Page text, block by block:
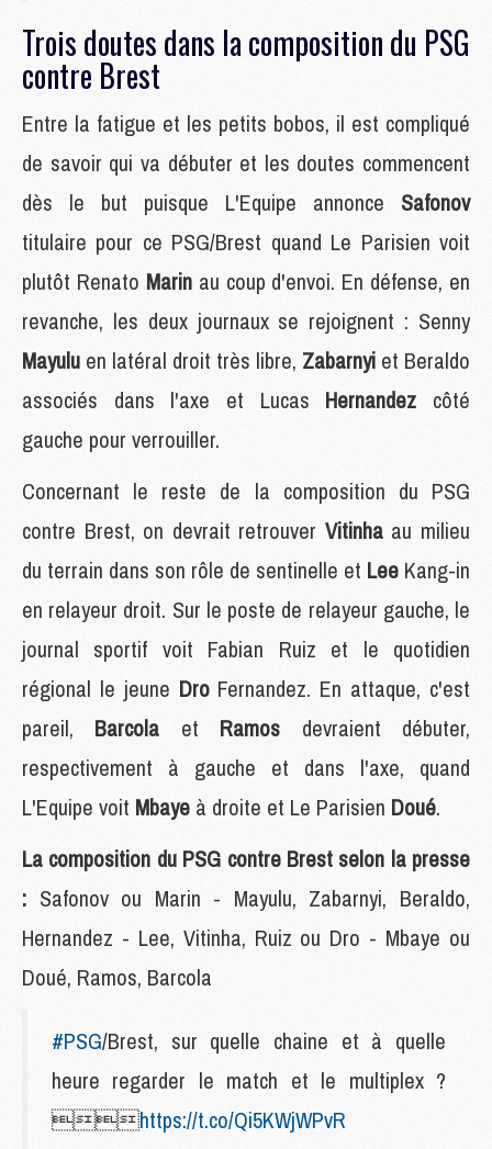
Trois doutes dans la composition du PSG
contre Brest
Entre la fatigue et les petits bobos, il est compliqué
de savoir qui va débuter et les doutes commencent
dès le but puisque L'Equipe annonce Safonov
titulaire pour ce PSG/Brest quand Le Parisien voit
plutôt Renato Marin au coup d'envoi. En défense, en
revanche, les deux journaux se rejoignent : Senny
Mayulu en latéral droit très libre, Zabarnyi et Beraldo
associés dans l'axe et Lucas Hernandez côté
gauche pour verrouiller.
Concernant le reste de la composition du PSG
contre Brest, on devrait retrouver Vitinha au milieu
du terrain dans son rôle de sentinelle et Lee Kang-in
en relayeur droit. Sur le poste de relayeur gauche, le
journal sportif voit Fabian Ruiz et le quotidien
régional le jeune Dro Fernandez. En attaque, c'est
pareil, Barcola et Ramos devraient débuter,
respectivement à gauche et dans l'axe, quand
L'Equipe voit Mbaye à droite et Le Parisien Doué.
La composition du PSG contre Brest selon la presse
: Safonov ou Marin - Mayulu, Zabarnyi, Beraldo,
Hernandez - Lee, Vitinha, Ruiz ou Dro - Mbaye ou
Doué, Ramos, Barcola
#PSG/Brest, sur quelle chaine et à quelle
heure regarder le match et le multiplex ?
https://t.co/Qi5KWjWPvR